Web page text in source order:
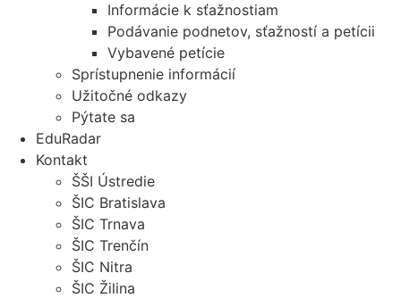
Informácie k sťažnostiam
Podávanie podnetov, sťažností a petícii
Vybavené petície
Sprístupnenie informácií
Užitočné odkazy
Pýtate sa
EduRadar
Kontakt
ŠŠI Ústredie
ŠIC Bratislava
ŠIC Trnava
ŠIC Trenčín
ŠIC Nitra
ŠIC Žilina